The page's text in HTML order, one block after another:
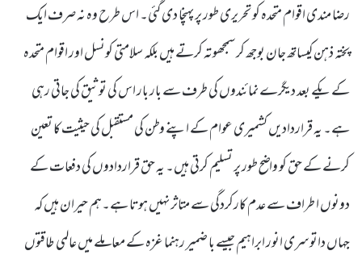
رضا مندی اقوام متحدہ کو تحریری طور پر پہنچا دی گئی۔ اس طرح وہ نہ صرف ایک
پختہ ذہن کیساتھ جان بوجھ کر سمجھوتہ کرتے ہیں بلکہ سلامتی کونسل اور اقوام متحدہ
کے یکے بعد دیگرے نمائندوں کی طرف سے بار بار اس کی توثیق کی جاتی رہی
ہے۔ یہ قراردادیں کشمیری عوام کے اپنے وطن کی مستقبل کی حیثیت کا تعین
کرنے کے حق کو واضح طور پر تسلیم کرتی ہیں۔ یہ حق قراردادوں کی دفعات کے
دونوں ا طراف سے عدم کارکردگی سے متاثر نہیں ہوتا ہے۔ہم حیران ہیں کہ
جہاں داتو سری انور ابراہیم جیسے با ضمیر رہنما غزہ کے معاملے میں عالمی طاقتوں